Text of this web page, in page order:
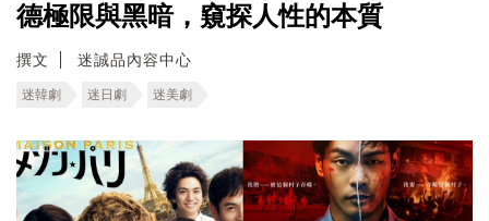
德極限與黑暗，窺探人性的本質
撰文 迷誠品內容中心
迷韓劇 迷日劇 迷美劇